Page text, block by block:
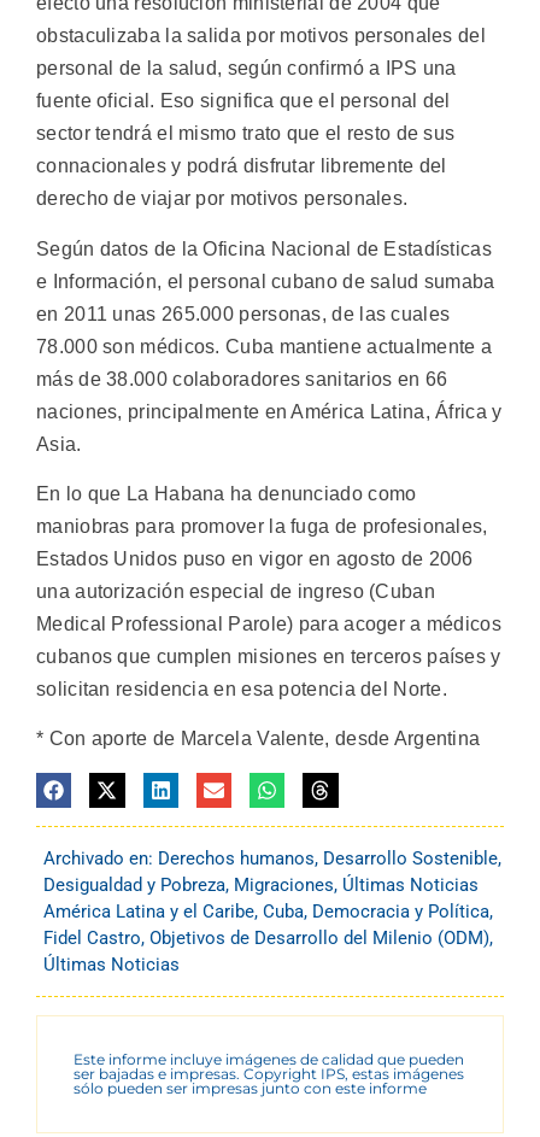
obstaculizaba la salida por motivos personales del
personal de la salud, según confirmó a IPS una
fuente oficial. Eso significa que el personal del
sector tendrá el mismo trato que el resto de sus
connacionales y podrá disfrutar libremente del
derecho de viajar por motivos personales.
Según datos de la Oficina Nacional de Estadísticas
e Información, el personal cubano de salud sumaba
en 2011 unas 265.000 personas, de las cuales
78.000 son médicos. Cuba mantiene actualmente a
más de 38.000 colaboradores sanitarios en 66
naciones, principalmente en América Latina, África y
Asia.
En lo que La Habana ha denunciado como
maniobras para promover la fuga de profesionales,
Estados Unidos puso en vigor en agosto de 2006
una autorización especial de ingreso (Cuban
Medical Professional Parole) para acoger a médicos
cubanos que cumplen misiones en terceros países y
solicitan residencia en esa potencia del Norte.
* Con aporte de Marcela Valente, desde Argentina
Archivado en: Derechos humanos, Desarrollo Sostenible,
Desigualdad y Pobreza, Migraciones, Últimas Noticias
América Latina y el Caribe, Cuba, Democracia y Política,
Fidel Castro, Objetivos de Desarrollo del Milenio (ODM),
Últimas Noticias
Este informe incluye imágenes de calidad que pueden
ser bajadas e impresas. Copyright IPS, estas imágenes
sólo pueden ser impresas junto con este informe